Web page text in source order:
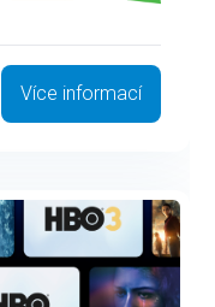
Více informací